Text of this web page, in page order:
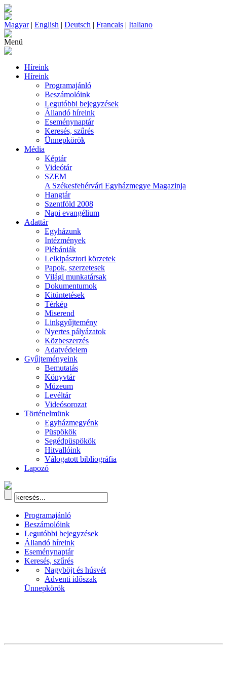
Magyar| English | Deutsch | Francais | Italiano
Menü
Híreink
Híreink
Programajánló
Beszámolóink
Legutóbbi bejegyzések
Állandó híreink
Eseménynaptár
Keresés, szűrés
Ünnepkörök
Média
Képtár
Videótár
SZEM
A Székesfehérvári Egyházmegye Magazinja
Hangtár
Szentföld 2008
Napi evangélium
Adattár
Egyházunk
Intézmények
Plébániák
Lelkipásztori körzetek
Papok, szerzetesek
Világi munkatársak
Dokumentumok
Kitüntetések
Térkép
Miserend
Linkgyűjtemény
Nyertes pályázatok
Közbeszerzés
Adatvédelem
Gyűjteményeink
Bemutatás
Könyvtár
Múzeum
Levéltár
Videósorozat
Történelmünk
Egyházmegyénk
Püspökök
Segédpüspökök
Hitvallóink
Válogatott bibliográfia
Lapozó
Programajánló
Beszámolóink
Legutóbbi bejegyzések
Állandó híreink
Eseménynaptár
Keresés, szűrés
Nagyböjt és húsvét
Adventi időszak
Ünnepkörök